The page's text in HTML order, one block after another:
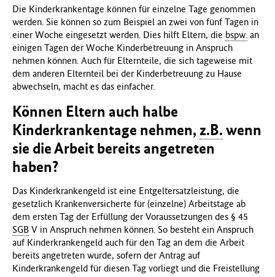
Die Kinderkrankentage können für einzelne Tage genommen
werden. Sie können so zum Beispiel an zwei von fünf Tagen in
einer Woche eingesetzt werden. Dies hilft Eltern, die bspw. an
einigen Tagen der Woche Kinderbetreuung in Anspruch
nehmen können. Auch für Elternteile, die sich tageweise mit
dem anderen Elternteil bei der Kinderbetreuung zu Hause
abwechseln, macht es das einfacher.
Können Eltern auch halbe
Kinderkrankentage nehmen, z.B. wenn
sie die Arbeit bereits angetreten
haben?
Das Kinderkrankengeld ist eine Entgeltersatzleistung, die
gesetzlich Krankenversicherte für (einzelne) Arbeitstage ab
dem ersten Tag der Erfüllung der Voraussetzungen des § 45
SGB V in Anspruch nehmen können. So besteht ein Anspruch
auf Kinderkrankengeld auch für den Tag an dem die Arbeit
bereits angetreten wurde, sofern der Antrag auf
Kinderkrankengeld für diesen Tag vorliegt und die Freistellung